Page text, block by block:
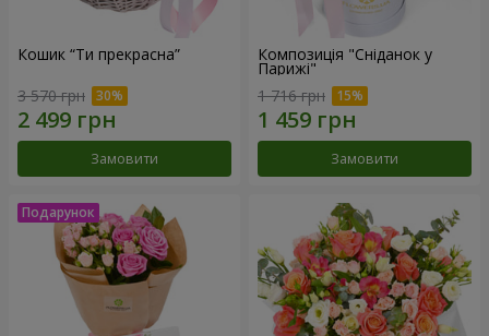
Кошик “Ти прекрасна”
3 570 грн
Замовити
Композиція "Сніданок у
Парижі"
1 716 грн
Замовити